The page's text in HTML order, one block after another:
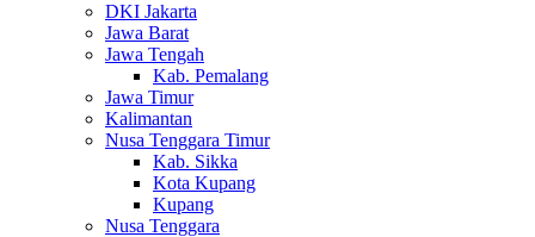
DKI Jakarta
Jawa Barat
Jawa Tengah
Kab. Pemalang
Jawa Timur
Kalimantan
Nusa Tenggara Timur
Kab. Sikka
Kota Kupang
Kupang
Nusa Tenggara